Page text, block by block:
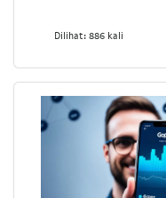
Dilihat: 886 kali